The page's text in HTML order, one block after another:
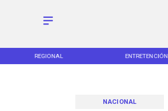
REGIONAL ENTRETENCIÓN
NACIONAL